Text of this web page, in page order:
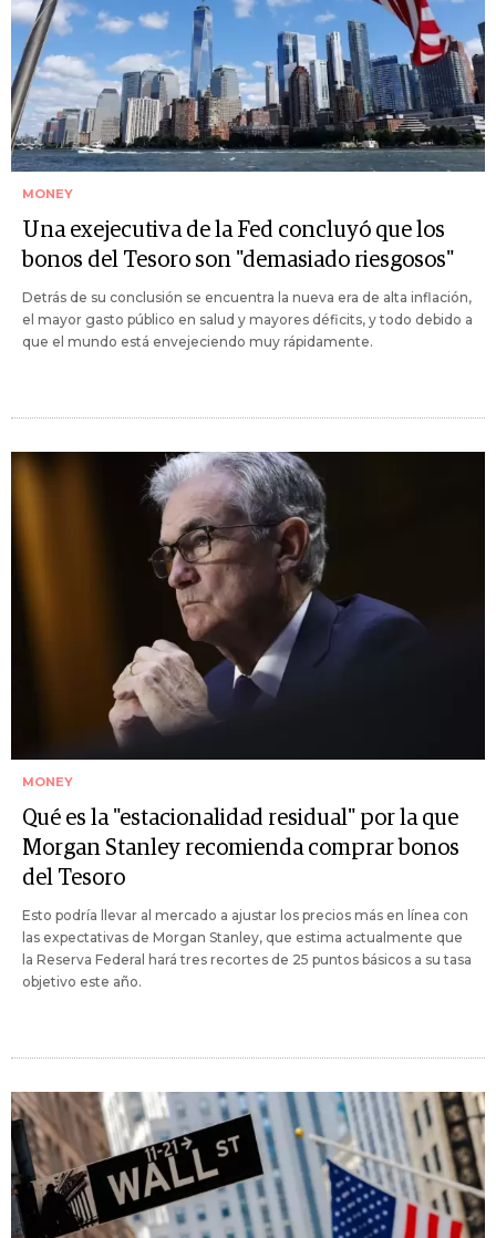
MONEY
Una exejecutiva de la Fed concluyó que los
bonos del Tesoro son "demasiado riesgosos"
Detrás de su conclusión se encuentra la nueva era de alta inflación,
el mayor gasto público en salud y mayores déficits, y todo debido a
que el mundo está envejeciendo muy rápidamente.
MONEY
Qué es la "estacionalidad residual" por la que
Morgan Stanley recomienda comprar bonos
del Tesoro
Esto podría llevar al mercado a ajustar los precios más en línea con
las expectativas de Morgan Stanley, que estima actualmente que
la Reserva Federal hará tres recortes de 25 puntos básicos a su tasa
objetivo este año.